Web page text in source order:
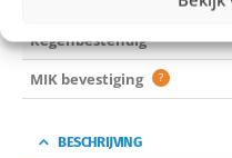
Regenbestendig
MIK bevestiging
?
BESCHRIJVING